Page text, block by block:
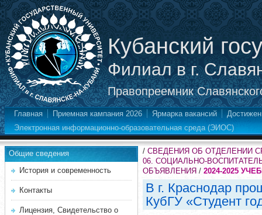
Кубанский
Филиал в г.
Правопреемник
Главная Приемная кампания 2026 Ярмарка вакансий
Электронная информационно-образовательная среда (ЭИОС)
Общие сведения
История и современность
Контакты
Лицензия, Свидетельство о
/ СВЕДЕНИЯ ОБ ОТДЕЛЕНИИ
06. СОЦИАЛЬНО-
ОБЪЯВЛЕНИЯ / 2024-2025
В г. Краснодар
КубГУ «Студент